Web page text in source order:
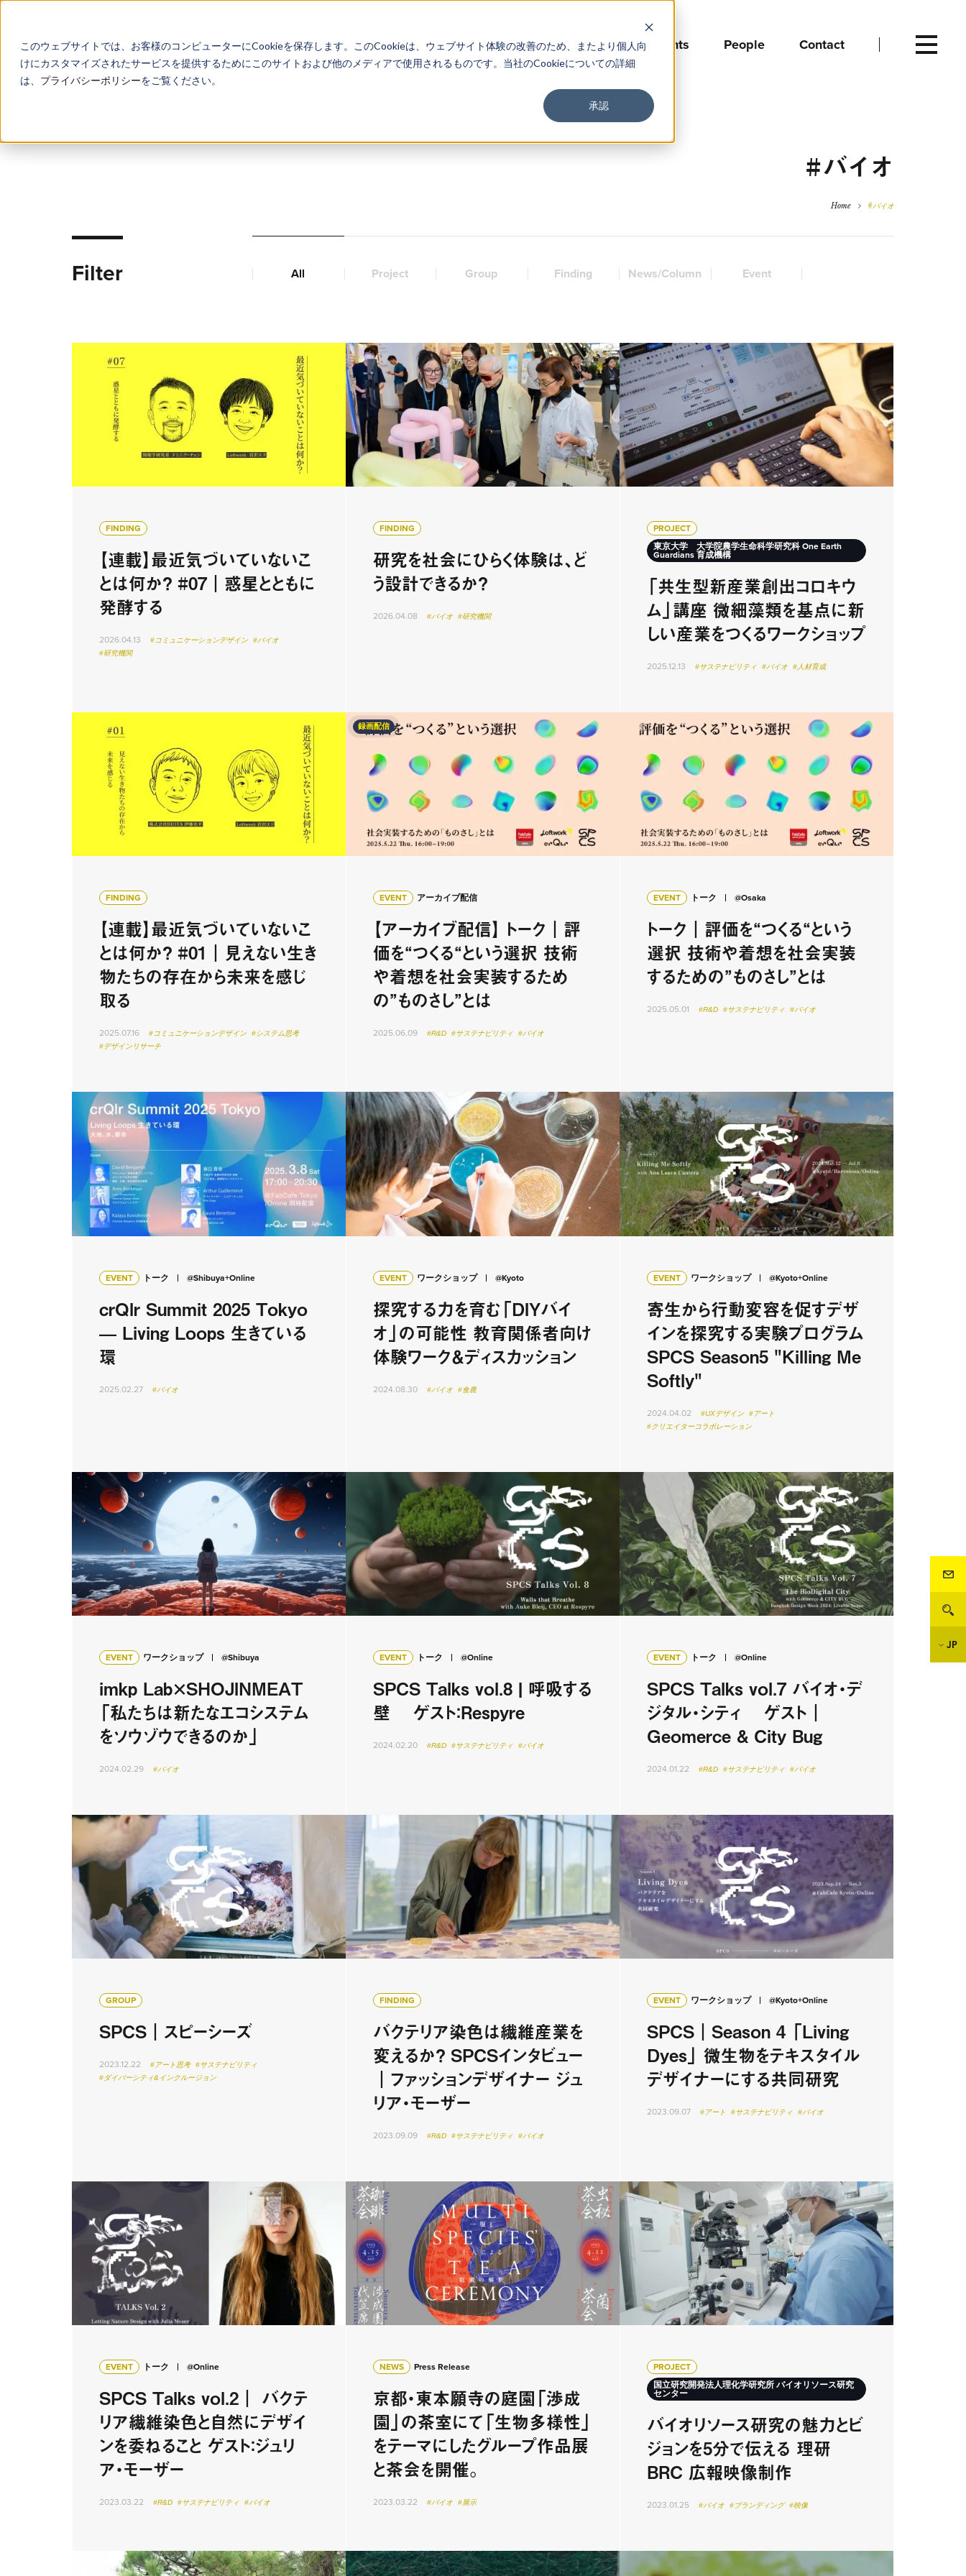
このウェブサイトでは、お客様のコンピューターにCookieを保存します。このCookieは、ウェブサイト体験の改善のため、またより個人向
けにカスタマイズされたサービスを提供するためにこのサイトおよび他のメディアで使用されるものです。当社のCookieについての詳細
は、 プライバシーポリシーをご覧ください。
承認
About Service Work Findings Events People Contact
#バイオ
Home #バイオ
JP
Filter All Project Group Finding News/Column Event
FINDING
【連載】最近気づいていないこ
とは何か？ #07｜惑星とともに
発酵する
2026.04.13 #コミュニケーションデザイン
#バイオ
#研究機関
FINDING
研究を社会にひらく体験は、ど
う設計できるか？
2026.04.08 #バイオ #研究機関
PROJECT
東京大学 大学院農学生命科学研究科 One Earth
Guardians 育成機構
「共生型新産業創出コロキウ
ム」講座 微細藻類を基点に新
しい産業をつくるワークショップ
2025.12.13 #サステナビリティ #バイオ #人材育成
FINDING
【連載】最近気づいていないこ
とは何か？ #01｜見えない生き
物たちの存在から未来を感じ
取る
2025.07.16 #コミュニケーションデザイン
#システム思考
#デザインリサーチ
録画配信
EVENT アーカイブ配信
【アーカイブ配信】 トーク｜評
価を“つくる“という選択 技術
や着想を社会実装するため
の”ものさし”とは
2025.06.09 #R&D #サステナビリティ #バイオ
EVENT トーク @Osaka
トーク｜評価を“つくる“という
選択 技術や着想を社会実装
するための”ものさし”とは
2025.05.01 #R&D #サステナビリティ #バイオ
EVENT トーク @Shibuya+Online
crQlr Summit 2025 Tokyo
— Living Loops 生きている
環
2025.02.27 #バイオ
EVENT ワークショップ @Kyoto
探究する力を育む「DIYバイ
オ」の可能性 教育関係者向け
体験ワーク＆ディスカッション
2024.08.30 #バイオ #食農
EVENT ワークショップ @Kyoto+Online
寄生から行動変容を促すデザ
インを探究する実験プログラム
SPCS Season5 "Killing Me
Softly"
2024.04.02 #UXデザイン
#アート
#クリエイターコラボレーション
EVENT ワークショップ @Shibuya
imkp Lab×SHOJINMEAT
「私たちは新たなエコシステム
をソウゾウできるのか」
2024.02.29 #バイオ
EVENT トーク @Online
SPCS Talks vol.8 | 呼吸する
壁 ゲスト：Respyre
2024.02.20 #R&D #サステナビリティ #バイオ
EVENT トーク @Online
SPCS Talks vol.7 バイオ・デ
ジタル・シティ ゲスト｜
Geomerce & City Bug
2024.01.22 #R&D #サステナビリティ #バイオ
GROUP
SPCS｜スピーシーズ
2023.12.22 #アート思考
#サステナビリティ
#ダイバーシティ&インクルージョン
FINDING
バクテリア染色は繊維産業を
変えるか？ SPCSインタビュー
｜ファッションデザイナー ジュ
リア・モーザー
2023.09.09 #R&D #サステナビリティ #バイオ
EVENT ワークショップ @Kyoto+Online
SPCS｜Season 4 「Living
Dyes」 微生物をテキスタイル
デザイナーにする共同研究
2023.09.07 #アート #サステナビリティ #バイオ
EVENT トーク @Online
SPCS Talks vol.2｜ バクテ
リア繊維染色と自然にデザイ
ンを委ねること ゲスト：ジュリ
ア・モーザー
2023.03.22 #R&D #サステナビリティ #バイオ
NEWS Press Release
京都・東本願寺の庭園「渉成
園」の茶室にて「生物多様性」
をテーマにしたグループ作品展
と茶会を開催。
2023.03.22 #バイオ #展示
PROJECT
国立研究開発法人理化学研究所 バイオリソース研究
センター
バイオリソース研究の魅力とビ
ジョンを5分で伝える 理研
BRC 広報映像制作
2023.01.25 #バイオ #ブランディング #映像